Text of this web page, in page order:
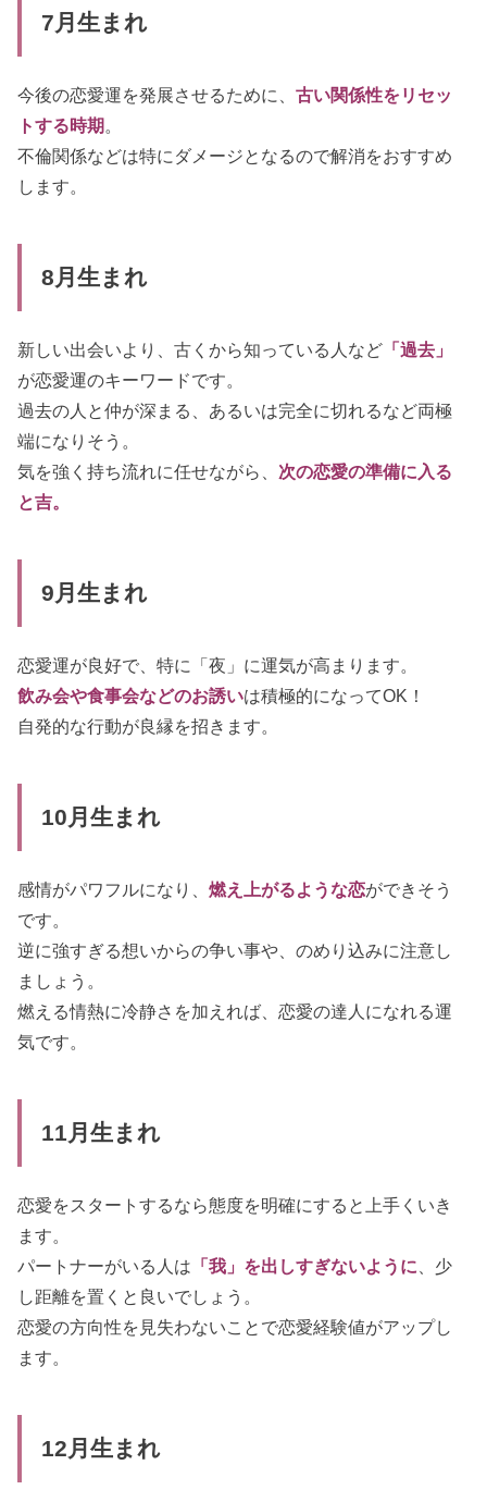
7月生まれ
今後の恋愛運を発展させるために、古い関係性をリセッ
トする時期 。
不倫関係などは特にダメージとなるので解消をおすすめ
します。
8月生まれ
新しい出会いより、古くから知っている人など 「過去」
が恋愛運のキーワードです。
過去の人と仲が深まる、あるいは完全に切れるなど両極
端になりそう。
気を強く持ち流れに任せながら、 次の恋愛の準備に入る
と吉。
9月生まれ
恋愛運が良好で、特に「夜」に運気が高まります。
飲み会や食事会などのお誘いは積極的になってOK！
自発的な行動が良縁を招きます。
10月生まれ
感情がパワフルになり、燃え上がるような恋ができそう
です。
逆に強すぎる想いからの争い事や、のめり込みに注意し
ましょう。
燃える情熱に冷静さを加えれば、恋愛の達人になれる運
気です。
11月生まれ
恋愛をスタートするなら態度を明確にすると上手くいき
ます。
パートナーがいる人は 「我」を出しすぎないように 、少
し距離を置くと良いでしょう。
恋愛の方向性を見失わないことで恋愛経験値がアップし
ます。
12月生まれ